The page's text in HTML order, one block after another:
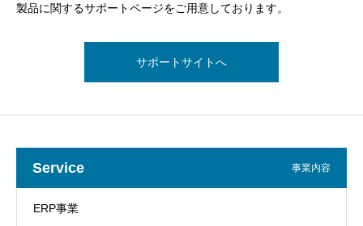
製品に関するサポートページをご用意しております。
サポートサイトへ
Service 事業内容
ERP事業